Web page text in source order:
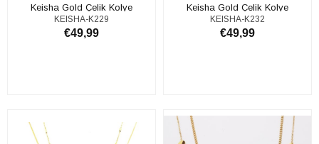
Keisha Gold Çelik Kolye
KEISHA-K229
€49,99
Keisha Gold Çelik Kolye
KEISHA-K232
€49,99